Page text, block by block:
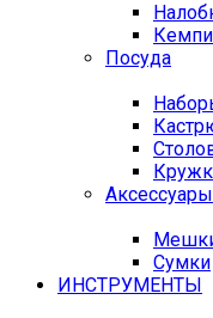
Посуда
Аксессуары
Сумки
ИНСТРУМЕНТЫ